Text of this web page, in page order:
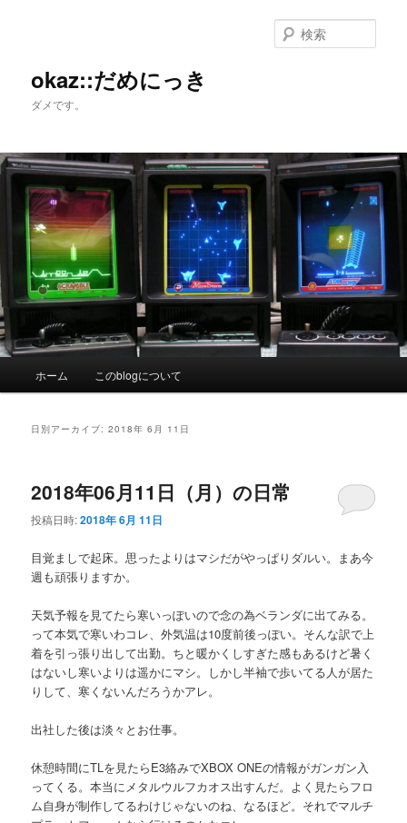
へ
移
移
動
okaz::だめにっき
ダメです。
索
ホーム このblogについて
日別アーカイブ:2018年 6月 11日
2018年06月11日（月）の日常
投稿日時:2018年 6月 11日
目覚ましで起床。思ったよりはマシだがやっぱりダルい。まあ今
週も頑張りますか。
天気予報を見てたら寒いっぽいので念の為ベランダに出てみる。
って本気で寒いわコレ、外気温は10度前後っぽい。そんな訳で上
着を引っ張り出して出勤。ちと暖かくしすぎた感もあるけど暑く
はないし寒いよりは遥かにマシ。しかし半袖で歩いてる人が居た
りして、寒くないんだろうかアレ。
出社した後は淡々とお仕事。
休憩時間にTLを見たらE3絡みでXBOX ONEの情報がガンガン入
ってくる。本当にメタルウルフカオス出すんだ。よく見たらフロ
ム自身が制作してるわけじゃないのね、なるほど。それでマルチ